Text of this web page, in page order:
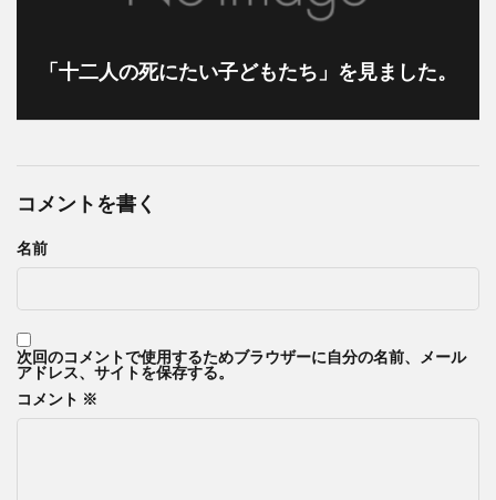
「十二人の死にたい子どもたち」を見ました。
コメントを書く
名前
次回のコメントで使用するためブラウザーに自分の名前、メール
アドレス、サイトを保存する。
コメント ※